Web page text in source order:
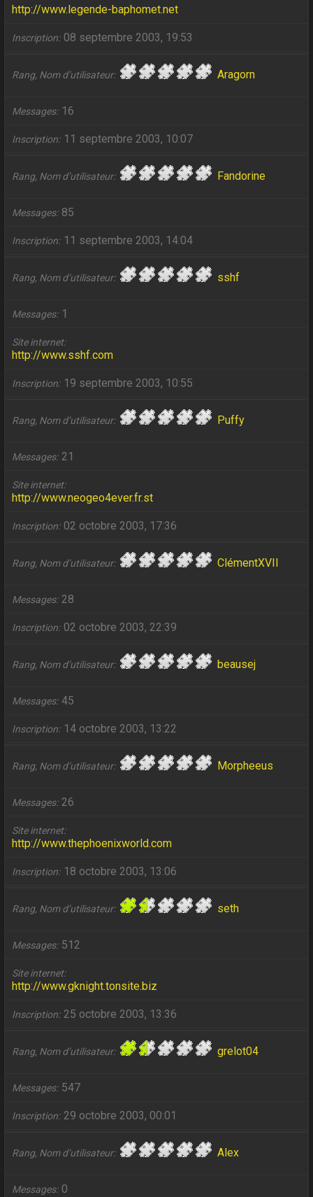
http://www.legende-baphomet.net
Inscription 08 septembre 2003, 19:53
Rang, Nom d’utilisateur Aragorn
Messages 16
Inscription 11 septembre 2003, 10:07
Rang, Nom d’utilisateur Fandorine
Messages 85
Inscription 11 septembre 2003, 14:04
Rang, Nom d’utilisateur sshf
Messages 1
Site internet
http://www.sshf.com
Inscription 19 septembre 2003, 10:55
Rang, Nom d’utilisateur Puffy
Messages 21
Site internet
http://www.neogeo4ever.fr.st
Inscription 02 octobre 2003, 17:36
Rang, Nom d’utilisateur ClémentXVII
Messages 28
Inscription 02 octobre 2003, 22:39
Rang, Nom d’utilisateur beausej
Messages 45
Inscription 14 octobre 2003, 13:22
Rang, Nom d’utilisateur Morpheeus
Messages 26
Site internet
http://www.thephoenixworld.com
Inscription 18 octobre 2003, 13:06
Rang, Nom d’utilisateur seth
Messages 512
Site internet
http://www.gknight.tonsite.biz
Inscription 25 octobre 2003, 13:36
Rang, Nom d’utilisateur grelot04
Messages 547
Inscription 29 octobre 2003, 00:01
Rang, Nom d’utilisateur Alex
Messages 0